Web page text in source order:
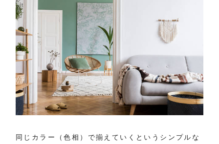
同じカラー（色相）で揃えていくというシンプルな